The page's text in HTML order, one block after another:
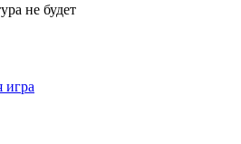
не будет
игра